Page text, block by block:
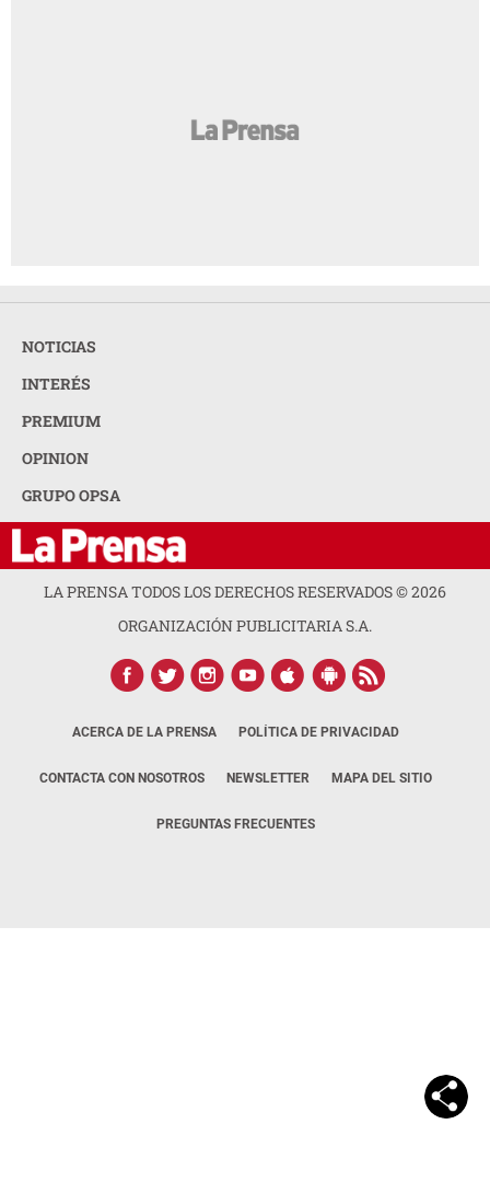
NOTICIAS
INTERÉS
PREMIUM
OPINION
GRUPO OPSA
LA PRENSA TODOS LOS DERECHOS RESERVADOS ©2026
ORGANIZACIÓN PUBLICITARIA S.A.
ACERCA DE LA PRENSA POLÍTICA DE PRIVACIDAD
CONTACTA CON NOSOTROS NEWSLETTER MAPA DEL SITIO
PREGUNTAS FRECUENTES